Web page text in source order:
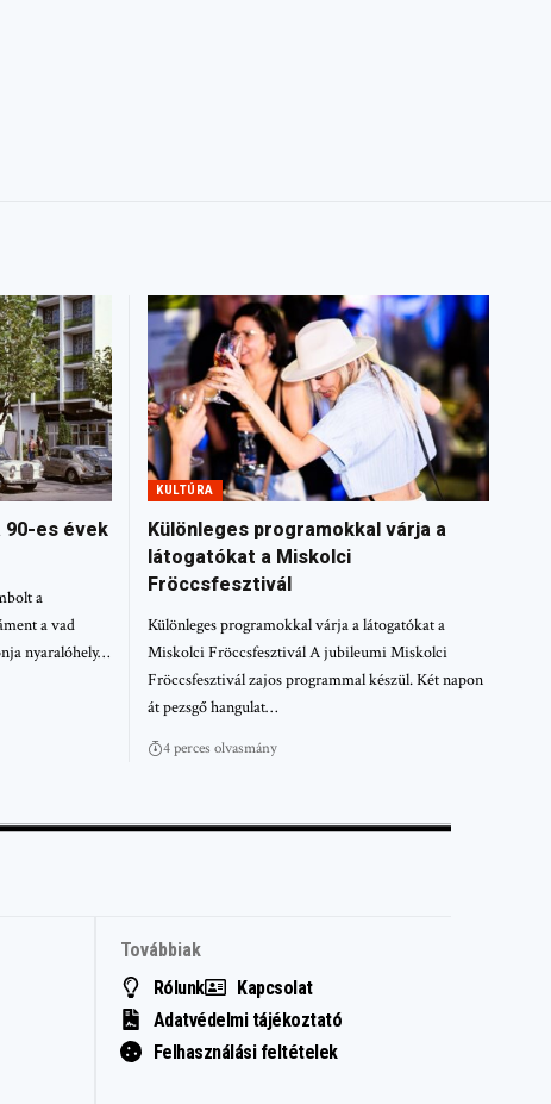
90-es évek
a
a vad
nyaralóhely…
KULTÚRA
Különleges programokkal várja a
látogatókat a Miskolci
Fröccsfesztivál
Különleges programokkal várja a látogatókat a
Miskolci Fröccsfesztivál A jubileumi Miskolci
Fröccsfesztivál zajos programmal készül. Két napon
át pezsgő hangulat…
4 perces olvasmány
Továbbiak
Rólunk
Kapcsolat
Adatvédelmi tájékoztató
Felhasználási feltételek